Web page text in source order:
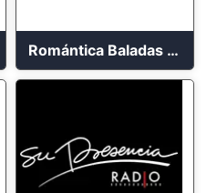
Romántica Baladas del Amor